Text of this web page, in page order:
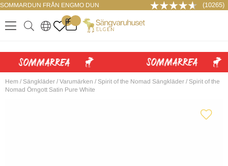
SOMMARDUN FRÅN ENGMO DUN (10265)
.
0
. ..
LOGGA IN
Hem / Sängkläder / Varumärken / Spirit of the Nomad Sängkläder / Spirit of the
Nomad Örngott Satin Pure White